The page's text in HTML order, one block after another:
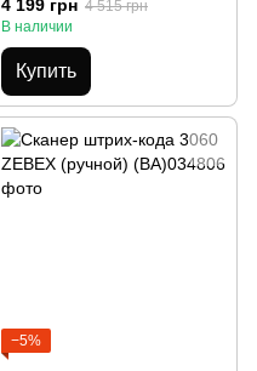
4 199 грн 4 515 грн
В наличии
Купить
−5%